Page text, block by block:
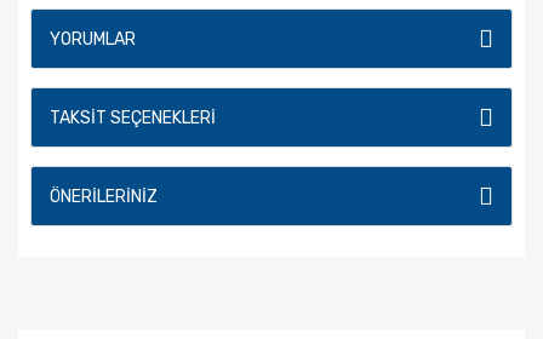
YORUMLAR
TAKSIT SEÇENEKLERI
ÖNERILERINIZ